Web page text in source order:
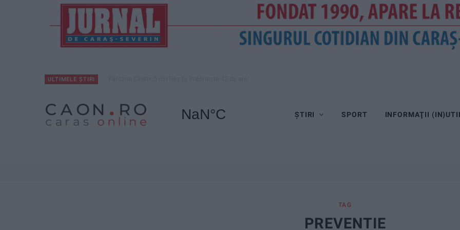
ULTIMELE ȘTIRI
ȘTIRI SPORT INFORMAŢII
TAG
PREVENTIE